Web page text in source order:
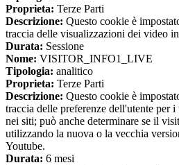
Proprieta: Terze Parti
Descrizione: Questo cookie è
traccia delle visualizzazioni dei video
Durata: Sessione
Nome: VISITOR_INFO1_LIVE
Tipologia: analitico
Proprieta: Terze Parti
Descrizione: Questo cookie è
traccia delle preferenze dell'utente per
nei siti; può anche determinare se il
utilizzando la nuova o la vecchia
Youtube.
Durata: 6 mesi